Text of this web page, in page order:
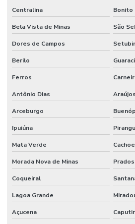
Centralina Bonito
Bela Vista de Minas São
Dores de Campos
Berilo
Ferros
Antônio Dias Araújos
Arceburgo
Ipuiúna
Mata Verde
Morada Nova de Minas Prados
Coqueiral
Lagoa Grande
Açucena